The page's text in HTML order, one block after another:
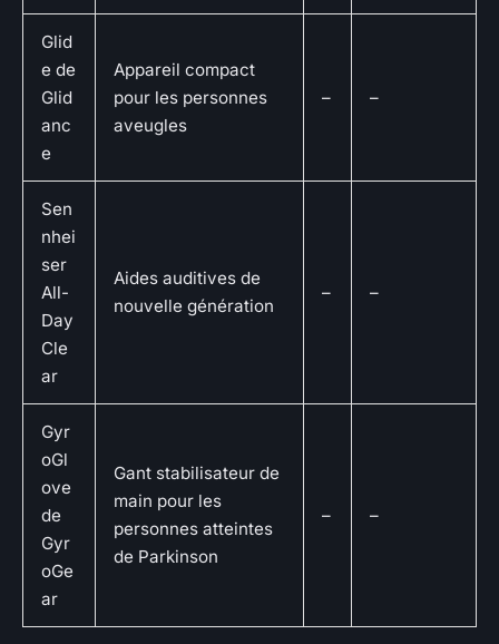
Glid
e de
Glid
anc
e
Appareil compact
pour les personnes
aveugles
– –
Sen
nhei
ser
All-
Day
Cle
ar
Aides auditives de
nouvelle génération
– –
Gyr
oGl
ove
de
Gyr
oGe
ar
Gant stabilisateur de
main pour les
personnes atteintes
de Parkinson
– –